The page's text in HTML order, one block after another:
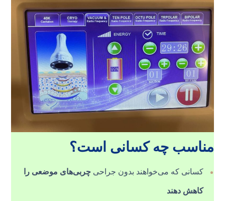
مناسب چه کسانی است؟
کسانی که می‌خواهند بدون جراحیچربی‌های موضعی را
کاهش دهند